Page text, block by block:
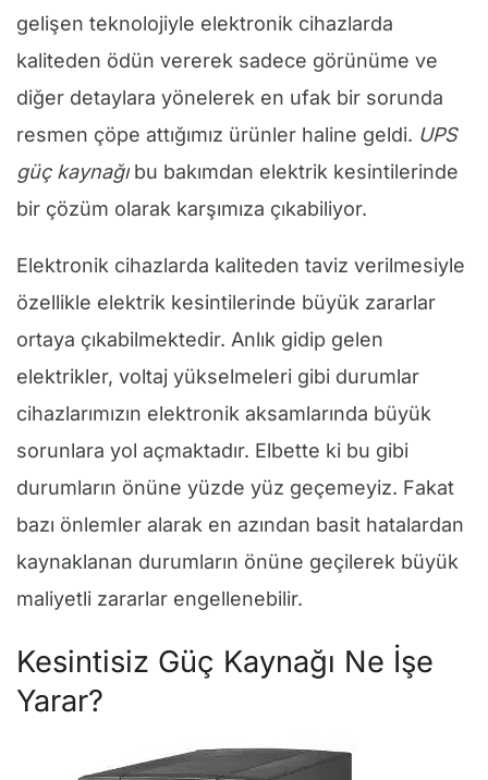
gelişen teknolojiyle elektronik cihazlarda
kaliteden ödün vererek sadece görünüme ve
diğer detaylara yönelerek en ufak bir sorunda
resmen çöpe attığımız ürünler haline geldi. UPS
güç kaynağıbu bakımdan elektrik kesintilerinde
bir çözüm olarak karşımıza çıkabiliyor.
Elektronik cihazlarda kaliteden taviz verilmesiyle
özellikle elektrik kesintilerinde büyük zararlar
ortaya çıkabilmektedir. Anlık gidip gelen
elektrikler, voltaj yükselmeleri gibi durumlar
cihazlarımızın elektronik aksamlarında büyük
sorunlara yol açmaktadır. Elbette ki bu gibi
durumların önüne yüzde yüz geçemeyiz. Fakat
bazı önlemler alarak en azından basit hatalardan
kaynaklanan durumların önüne geçilerek büyük
maliyetli zararlar engellenebilir.
Kesintisiz Güç Kaynağı Ne İşe
Yarar?